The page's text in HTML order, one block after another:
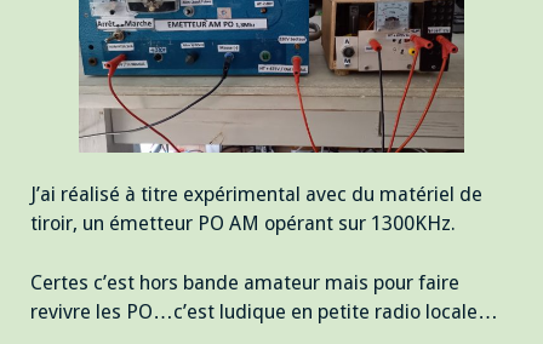
J’ai réalisé à titre expérimental avec du matériel de
tiroir, un émetteur PO AM opérant sur 1300KHz.
Certes c’est hors bande amateur mais pour faire
revivre les PO…c’est ludique en petite radio locale…